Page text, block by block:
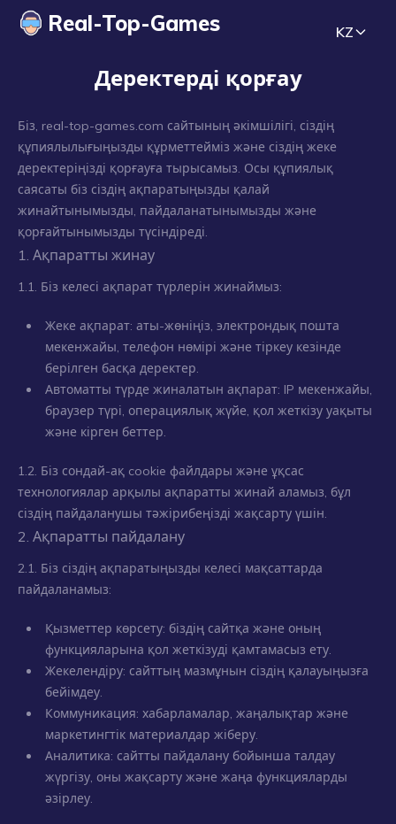
Real-Top-Games KZ
Деректерді қорғау
Біз, real-top-games.com сайтының әкімшілігі, сіздің
құпиялылығыңызды құрметтейміз және сіздің жеке
деректеріңізді қорғауға тырысамыз. Осы құпиялық
саясаты біз сіздің ақпаратыңызды қалай
жинайтынымызды, пайдаланатынымызды және
қорғайтынымызды түсіндіреді.
1. Ақпаратты жинау
1.1. Біз келесі ақпарат түрлерін жинаймыз:
Жеке ақпарат: аты-жөніңіз, электрондық пошта
мекенжайы, телефон нөмірі және тіркеу кезінде
берілген басқа деректер.
Автоматты түрде жиналатын ақпарат: IP мекенжайы,
браузер түрі, операциялық жүйе, қол жеткізу уақыты
және кірген беттер.
1.2. Біз сондай-ақ cookie файлдары және ұқсас
технологиялар арқылы ақпаратты жинай аламыз, бұл
сіздің пайдаланушы тәжірибеңізді жақсарту үшін.
2. Ақпаратты пайдалану
2.1. Біз сіздің ақпаратыңызды келесі мақсаттарда
пайдаланамыз:
Қызметтер көрсету: біздің сайтқа және оның
функцияларына қол жеткізуді қамтамасыз ету.
Жекелендіру: сайттың мазмұнын сіздің қалауыңызға
бейімдеу.
Коммуникация: хабарламалар, жаңалықтар және
маркетингтік материалдар жіберу.
Аналитика: сайтты пайдалану бойынша талдау
жүргізу, оны жақсарту және жаңа функцияларды
әзірлеу.